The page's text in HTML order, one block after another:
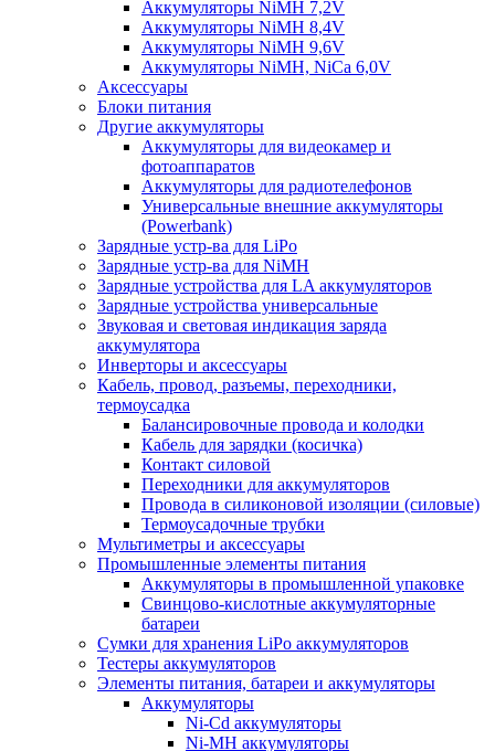
Аккумуляторы NiMH 7,2V
Аккумуляторы NiMH 8,4V
Аккумуляторы NiMH 9,6V
Аккумуляторы NiMH, NiCa 6,0V
Аксессуары
Блоки питания
Другие аккумуляторы
Аккумуляторы для видеокамер и
фотоаппаратов
Аккумуляторы для радиотелефонов
Универсальные внешние аккумуляторы
(Powerbank)
Зарядные устр-ва для LiPo
Зарядные устр-ва для NiMH
Зарядные устройства для LA аккумуляторов
Зарядные устройства универсальные
Звуковая и световая индикация заряда
аккумулятора
Инверторы и аксессуары
Кабель, провод, разъемы, переходники,
термоусадка
Балансировочные провода и колодки
Кабель для зарядки (косичка)
Контакт силовой
Переходники для аккумуляторов
Провода в силиконовой изоляции (силовые)
Термоусадочные трубки
Мультиметры и аксессуары
Промышленные элементы питания
Аккумуляторы в промышленной упаковке
Свинцово-кислотные аккумуляторные
батареи
Сумки для хранения LiPo аккумуляторов
Тестеры аккумуляторов
Элементы питания, батареи и аккумуляторы
Аккумуляторы
Ni-Cd аккумуляторы
Ni-MH аккумуляторы